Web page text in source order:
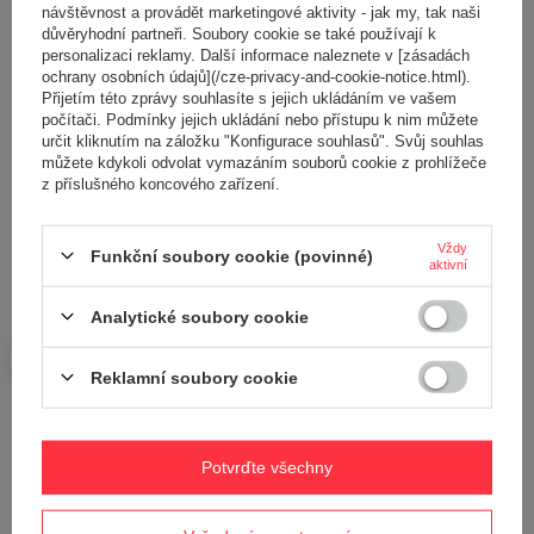
Přidejte vlastní obrázek produktu:
Vaše jméno
Odeslat zpětnou vazbu
návštěvnost a provádět marketingové aktivity - jak my, tak naši
důvěryhodní partneři. Soubory cookie se také používají k
personalizaci reklamy. Další informace naleznete v [zásadách
ochrany osobních údajů](/cze-privacy-and-cookie-notice.html).
Přijetím této zprávy souhlasíte s jejich ukládáním ve vašem
počítači. Podmínky jejich ukládání nebo přístupu k nim můžete
určit kliknutím na záložku "Konfigurace souhlasů". Svůj souhlas
můžete kdykoli odvolat vymazáním souborů cookie z prohlížeče
z příslušného koncového zařízení.
Funkční soubory cookie (povinné)
Vždy
aktivní
Analytické soubory cookie
Reklamní soubory cookie
Potvrďte všechny